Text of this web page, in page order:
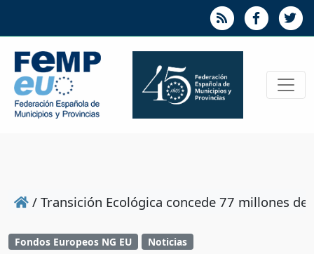
/ Transición Ecológica concede 77 millones
Fondos Europeos NG EU Noticias